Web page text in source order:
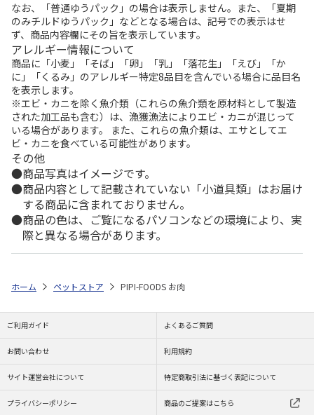
なお、「普通ゆうパック」の場合は表示しません。また、「夏期
のみチルドゆうパック」などとなる場合は、記号での表示はせ
ず、商品内容欄にその旨を表示しています。
アレルギー情報について
商品に「小麦」「そば」「卵」「乳」「落花生」「えび」「か
に」「くるみ」のアレルギー特定8品目を含んでいる場合に品目名
を表示します。
※エビ・カニを除く魚介類（これらの魚介類を原材料として製造
された加工品も含む）は、漁獲漁法によりエビ・カニが混じって
いる場合があります。 また、これらの魚介類は、エサとしてエ
ビ・カニを食べている可能性があります。
その他
商品写真はイメージです。
商品内容として記載されていない「小道具類」はお届け
する商品に含まれておりません。
商品の色は、ご覧になるパソコンなどの環境により、実
際と異なる場合があります。
ホーム ペットストア PIPI-FOODS お肉
ご利用ガイド よくあるご質問
お問い合わせ 利用規約
サイト運営会社について 特定商取引法に基づく表記について
プライバシーポリシー 商品のご提案はこちら